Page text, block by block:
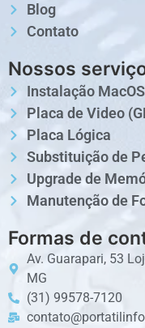
Blog
Contato
Nossos
Instalação MacOS
Placa de Video
Placa Lógica
Substituição de
Upgrade de
Manutenção de
Formas de
Av. Guarapari, 53
MG
(31) 99578-7120